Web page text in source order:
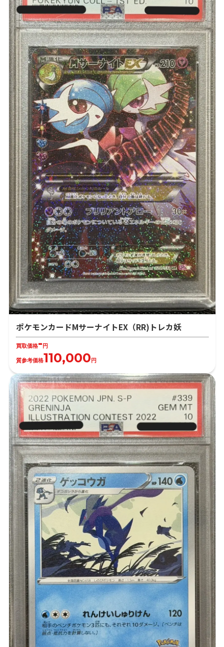
ポケモンカードMサーナイトEX（RR)トレカ妖
買取価格- 円
質参考価格110,000 円